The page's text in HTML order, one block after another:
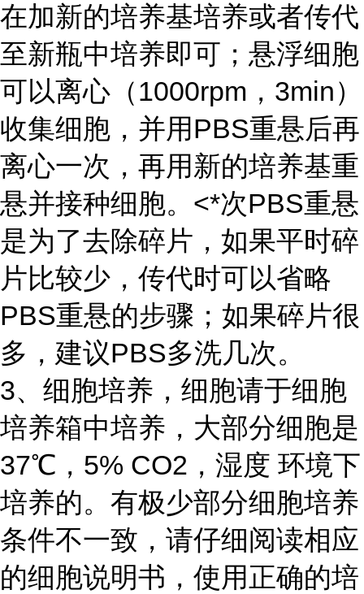
在加新的培养基培养或者传代
至新瓶中培养即可；悬浮细胞
可以离心（1000rpm，3min）
收集细胞，并用PBS重悬后再
离心一次，再用新的培养基重
悬并接种细胞。<*次PBS重悬
是为了去除碎片，如果平时碎
片比较少，传代时可以省略
PBS重悬的步骤；如果碎片很
多，建议PBS多洗几次。
3、细胞培养，细胞请于细胞
培养箱中培养，大部分细胞是
37℃，5% CO2，湿度 环境下
培养的。有极少部分细胞培养
条件不一致，请仔细阅读相应
的细胞说明书，使用正确的培